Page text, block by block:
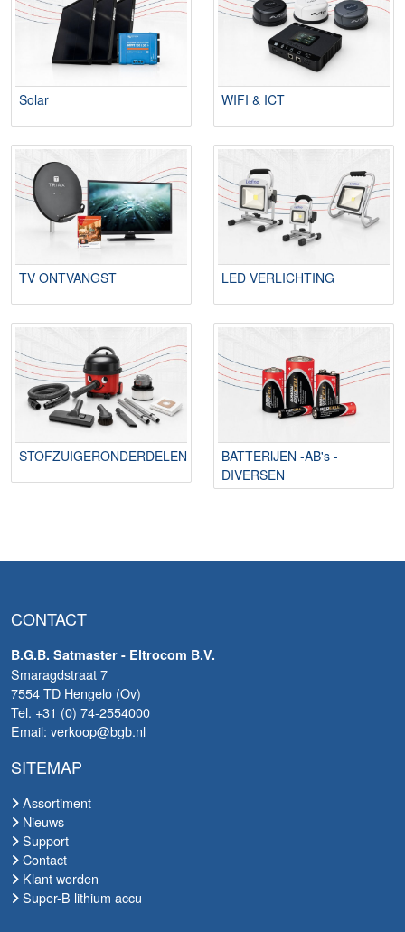
Solar WIFI & ICT
TV ONTVANGST LED VERLICHTING
STOFZUIGERONDERDELEN
BATTERIJEN -AB's -
DIVERSEN
CONTACT
B.G.B. Satmaster - Eltrocom B.V.
Smaragdstraat 7
7554 TD Hengelo (Ov)
Tel. +31 (0) 74-2554000
Email: verkoop@bgb.nl
SITEMAP
Assortiment
Nieuws
Support
Contact
Klant worden
Super-B lithium accu